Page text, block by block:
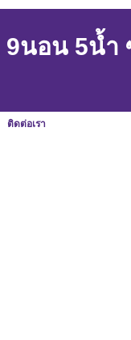
9นอน 5น้ำ
ติดต่อเรา